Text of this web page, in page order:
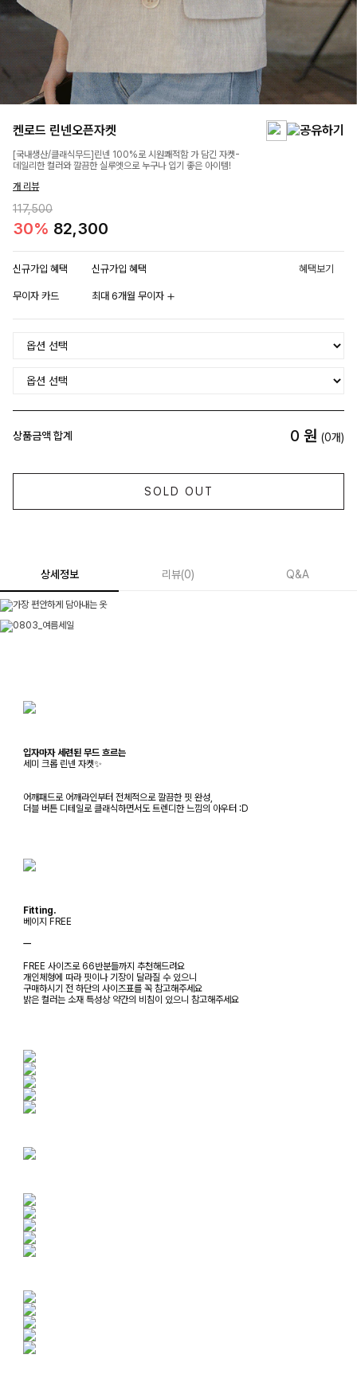
켄로드 린넨오픈자켓
[국내생산/클래식무드]린넨 100%로 시원쾌적함 가 담긴 자켓-
데일리한 컬러와 깔끔한 실루엣으로 누구나 입기 좋은 아이템!
개 리뷰
117,500
30% 82,300
신규가입 혜택 신규가입 혜택 혜택보기
무이자 카드 최대 6개월 무이자
상품금액 합계 0 원 (0개)
SOLD OUT
상세정보 리뷰(0) Q&A
입자마자 세련된 무드 흐르는
세미 크롭 린넨 자켓✨
어깨패드로 어깨라인부터 전체적으로 깔끔한 핏 완성,
더블 버튼 디테일로 클래식하면서도 트렌디한 느낌의 아우터 :D
Fitting.
베이지 FREE
ㅡ
FREE 사이즈로 66반분들까지 추천해드려요
개인체형에 따라 핏이나 기장이 달라질 수 있으니
구매하시기 전 하단의 사이즈표를 꼭 참고해주세요
밝은 컬러는 소재 특성상 약간의 비침이 있으니 참고해주세요